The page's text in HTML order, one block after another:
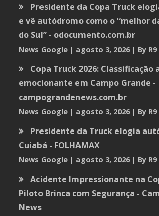
Presidente da Copa Truck
e vê autódromo como o “melhor
do Sul” - odocumento.com.br
News Google agosto 3, 2026 By R9
Copa Truck 2026: Classificação
emocionante em Campo Grande -
campograndenews.com.br
News Google agosto 3, 2026 By R9
Presidente da Truck elogia
Cuiabá - FOLHAMAX
News Google agosto 3, 2026 By R9
Acidente Impressionante na
Piloto Brinca com Segurança -
News